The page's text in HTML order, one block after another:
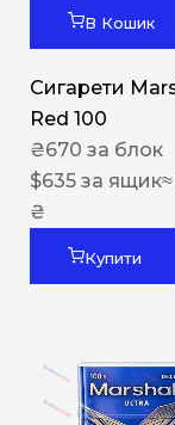
В Кошик
Сигарети
Red 100
₴670 за блок
$635 за ящик
₴
Купити